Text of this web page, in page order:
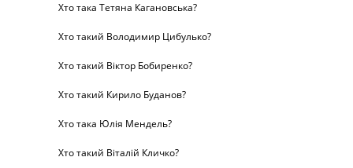
Хто така Тетяна Кагановська?
Хто такий Володимир Цибулько?
Хто такий Віктор Бобиренко?
Хто такий Кирило Буданов?
Хто така Юлія Мендель?
Хто такий Віталій Кличко?